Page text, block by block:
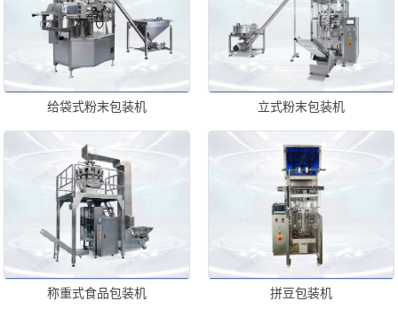
给袋式粉末包装机 立式粉末包装机
称重式食品包装机 拼豆包装机